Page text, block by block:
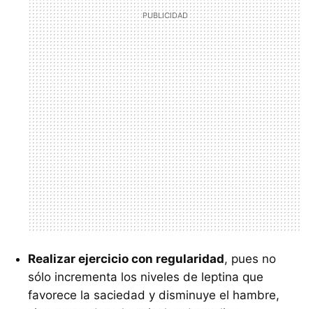
Realizar ejercicio con regularidad, pues no
sólo incrementa los niveles de leptina que
favorece la saciedad y disminuye el hambre,